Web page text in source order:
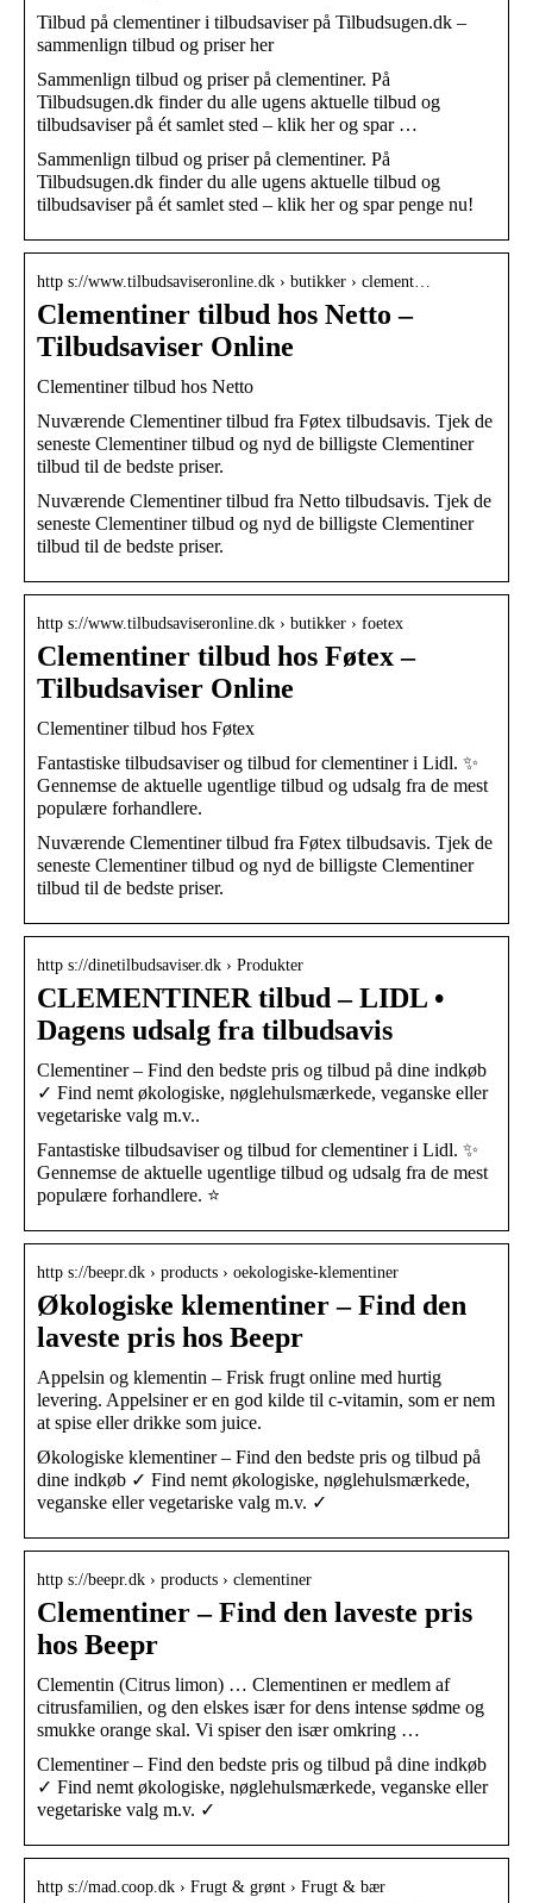
Tilbud på clementiner i tilbudsaviser på Tilbudsugen.dk –
sammenlign tilbud og priser her
Sammenlign tilbud og priser på clementiner. På
Tilbudsugen.dk finder du alle ugens aktuelle tilbud og
tilbudsaviser på ét samlet sted – klik her og spar …
Sammenlign tilbud og priser på clementiner. På
Tilbudsugen.dk finder du alle ugens aktuelle tilbud og
tilbudsaviser på ét samlet sted – klik her og spar penge nu!
http s://www.tilbudsaviseronline.dk › butikker › clement…
Clementiner tilbud hos Netto –
Tilbudsaviser Online
Clementiner tilbud hos Netto
Nuværende Clementiner tilbud fra Føtex tilbudsavis. Tjek de
seneste Clementiner tilbud og nyd de billigste Clementiner
tilbud til de bedste priser.
Nuværende Clementiner tilbud fra Netto tilbudsavis. Tjek de
seneste Clementiner tilbud og nyd de billigste Clementiner
tilbud til de bedste priser.
http s://www.tilbudsaviseronline.dk › butikker › foetex
Clementiner tilbud hos Føtex –
Tilbudsaviser Online
Clementiner tilbud hos Føtex
Fantastiske tilbudsaviser og tilbud for clementiner i Lidl. ✨
Gennemse de aktuelle ugentlige tilbud og udsalg fra de mest
populære forhandlere.
Nuværende Clementiner tilbud fra Føtex tilbudsavis. Tjek de
seneste Clementiner tilbud og nyd de billigste Clementiner
tilbud til de bedste priser.
http s://dinetilbudsaviser.dk › Produkter
CLEMENTINER tilbud – LIDL •
Dagens udsalg fra tilbudsavis
Clementiner – Find den bedste pris og tilbud på dine indkøb
✓ Find nemt økologiske, nøglehulsmærkede, veganske eller
vegetariske valg m.v..
Fantastiske tilbudsaviser og tilbud for clementiner i Lidl. ✨
Gennemse de aktuelle ugentlige tilbud og udsalg fra de mest
populære forhandlere. ⭐
http s://beepr.dk › products › oekologiske-klementiner
Økologiske klementiner – Find den
laveste pris hos Beepr
Appelsin og klementin – Frisk frugt online med hurtig
levering. Appelsiner er en god kilde til c-vitamin, som er nem
at spise eller drikke som juice.
Økologiske klementiner – Find den bedste pris og tilbud på
dine indkøb ✓ Find nemt økologiske, nøglehulsmærkede,
veganske eller vegetariske valg m.v. ✓
http s://beepr.dk › products › clementiner
Clementiner – Find den laveste pris
hos Beepr
Clementin (Citrus limon) … Clementinen er medlem af
citrusfamilien, og den elskes især for dens intense sødme og
smukke orange skal. Vi spiser den især omkring …
Clementiner – Find den bedste pris og tilbud på dine indkøb
✓ Find nemt økologiske, nøglehulsmærkede, veganske eller
vegetariske valg m.v. ✓
http s://mad.coop.dk › Frugt & grønt › Frugt & bær